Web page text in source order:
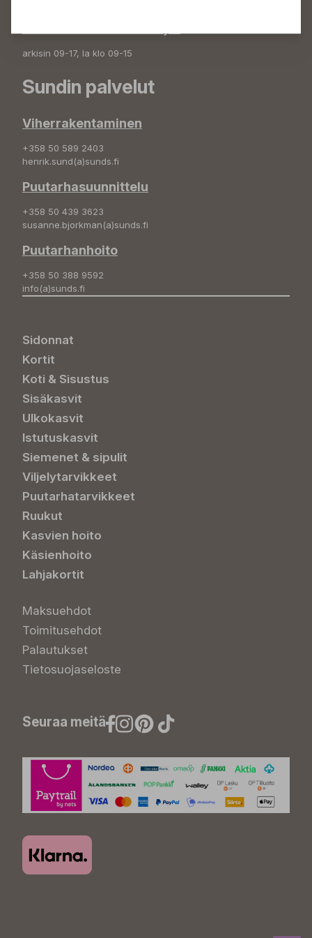
arkisin 09-17, la klo 09-15
Sundin palvelut
Viherrakentaminen
+358 50 589 2403
henrik.sund(a)sunds.fi
Puutarhasuunnittelu
+358 50 439 3623
susanne.bjorkman(a)sunds.fi
Puutarhanhoito
+358 50 388 9592
info(a)sunds.fi
Sidonnat
Kortit
Koti & Sisustus
Sisäkasvit
Ulkokasvit
Istutuskasvit
Siemenet & sipulit
Viljelytarvikkeet
Puutarhatarvikkeet
Ruukut
Kasvien hoito
Käsienhoito
Lahjakortit
Maksuehdot
Toimitusehdot
Palautukset
Tietosuojaseloste
Seuraa meitä